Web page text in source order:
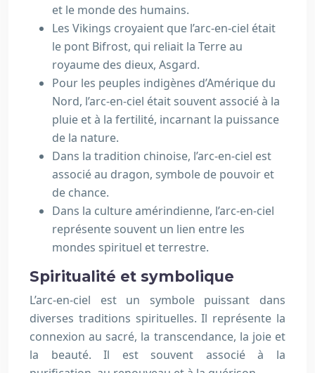
et le monde des humains.
Les Vikings croyaient que l’arc-en-ciel était
le pont Bifrost, qui reliait la Terre au
royaume des dieux, Asgard.
Pour les peuples indigènes d’Amérique du
Nord, l’arc-en-ciel était souvent associé à la
pluie et à la fertilité, incarnant la puissance
de la nature.
Dans la tradition chinoise, l’arc-en-ciel est
associé au dragon, symbole de pouvoir et
de chance.
Dans la culture amérindienne, l’arc-en-ciel
représente souvent un lien entre les
mondes spirituel et terrestre.
Spiritualité et symbolique
L’arc-en-ciel est un symbole puissant dans
diverses traditions spirituelles. Il représente la
connexion au sacré, la transcendance, la joie et
la beauté. Il est souvent associé à la